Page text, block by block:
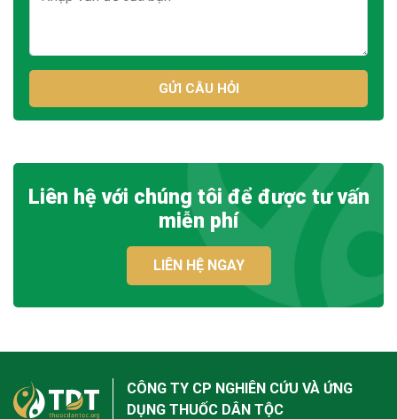
GỬI CÂU HỎI
Liên hệ với chúng tôi để được tư vấn
miễn phí
LIÊN HỆ NGAY
CÔNG TY CP NGHIÊN CỨU VÀ ỨNG
DỤNG THUỐC DÂN TỘC